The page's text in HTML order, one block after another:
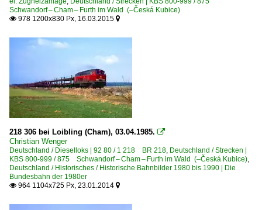
Schwandorf – Cham – Furth im Wald (–Česká Kubice)
 978 1200x830 Px, 16.03.2015 
218 306 bei Loibling (Cham), 03.04.1985. 
Christian Wenger
Deutschland / Dieselloks | 92 80 / 1 218 BR 218, Deutschland / Strecken |
KBS 800-999 / 875 Schwandorf – Cham – Furth im Wald (–Česká Kubice),
Deutschland / Historisches / Historische Bahnbilder 1980 bis 1990 | Die
Bundesbahn der 1980er
 964 1104x725 Px, 23.01.2014 